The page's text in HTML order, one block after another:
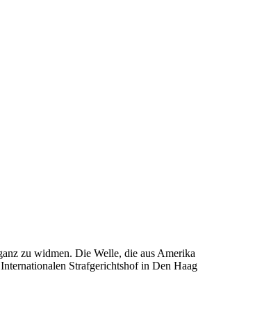
zu widmen. Die Welle, die aus Amerika
Strafgerichtshof in Den Haag